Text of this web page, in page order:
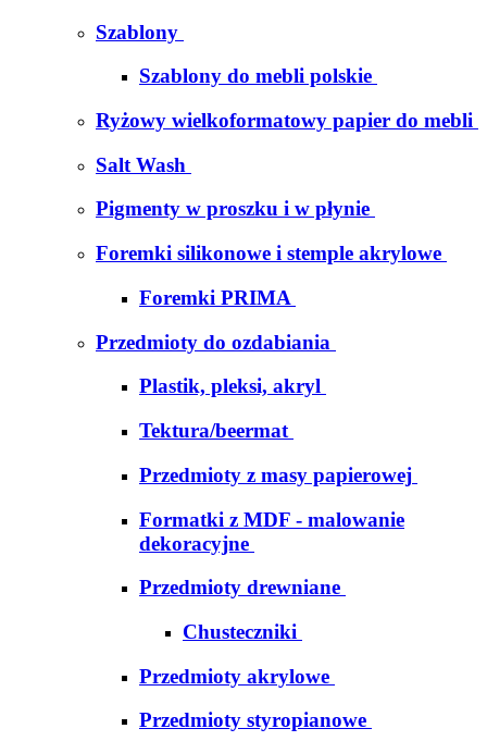
Szablony
Szablony do mebli polskie
Ryżowy wielkoformatowy papier do mebli
Salt Wash
Pigmenty w proszku i w płynie
Foremki silikonowe i stemple akrylowe
Foremki PRIMA
Przedmioty do ozdabiania
Plastik, pleksi, akryl
Tektura/beermat
Przedmioty z masy papierowej
Formatki z MDF - malowanie
dekoracyjne
Przedmioty drewniane
Chusteczniki
Przedmioty akrylowe
Przedmioty styropianowe